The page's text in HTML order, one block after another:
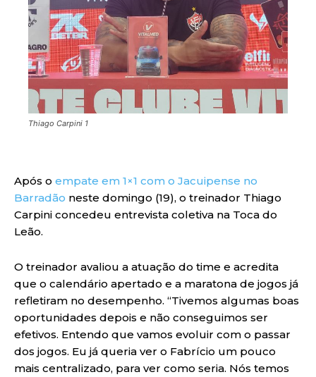
Thiago Carpini 1
Após o empate em 1×1 com o Jacuipense no
Barradão neste domingo (19), o treinador Thiago
Carpini concedeu entrevista coletiva na Toca do
Leão.
O treinador avaliou a atuação do time e acredita
que o calendário apertado e a maratona de jogos já
refletiram no desempenho. “Tivemos algumas boas
oportunidades depois e não conseguimos ser
efetivos. Entendo que vamos evoluir com o passar
dos jogos. Eu já queria ver o Fabrício um pouco
mais centralizado, para ver como seria. Nós temos